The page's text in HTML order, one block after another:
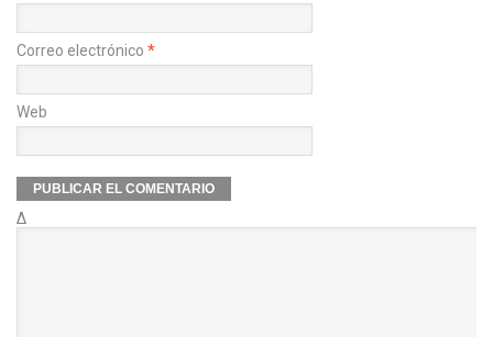
Correo electrónico *
Web
Δ